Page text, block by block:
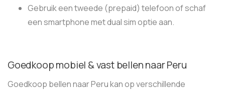
Gebruik een tweede (prepaid) telefoon of schaf
een smartphone met dual sim optie aan.
Goedkoop mobiel & vast bellen naar Peru
Goedkoop bellen naar Peru kan op verschillende